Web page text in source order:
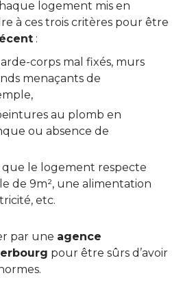
logement mis en
à ces trois critères pour être
:
corps mal fixés, murs
menaçants de
au plomb en
ou absence de
que le logement respecte
de 9m², une alimentation
etc.
par une agence
pour être sûrs d’avoir